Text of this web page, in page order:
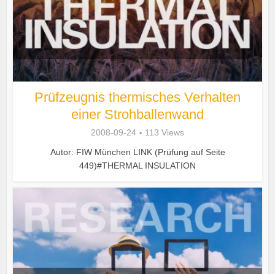
Prüfzeugnis thermisches Verhalten
einer Strohballenwand
2008-09-24
113 Views
Autor: FIW München LINK (Prüfung auf Seite
449)#THERMAL INSULATION